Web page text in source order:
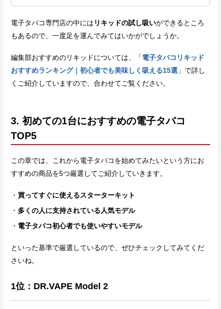
電子タバコ専門店の中には リキッドの試し吸いができるところ
もあるので、一度足を運んでみてはいかがでしょうか。
編集部おすすめのリキッドについては、「電子タバコリキッド
おすすめランキング｜初心者でも美味しく吸える15選 」で詳し
くご紹介していますので、合わせてご覧ください。
3. 初めての1台におすすめの電子タバコ
TOP5
この章では、これから電子タバコを始めてみたいという方にお
すすめの商品を5つ厳選してご紹介していきます。
買ってすぐに使えるスターターキット
多くの人に支持されている人気モデル
電子タバコ初心者でも使いやすいモデル
といった基準で厳選しているので、ぜひチェックしてみてくだ
さいね。
1位：DR.VAPE Model 2